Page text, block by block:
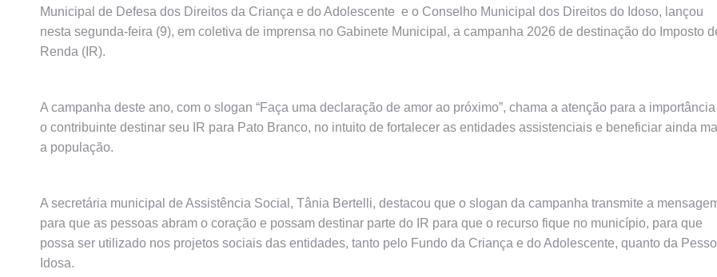
Municipal de Defesa dos Direitos da Criança e do Adolescente e o Conselho Municipal dos Direitos do Idoso, lançou
nesta segunda-feira (9), em coletiva de imprensa no Gabinete Municipal, a campanha 2026 de destinação do Imposto
Renda (IR).
A campanha deste ano, com o slogan “Faça uma declaração de amor ao próximo”, chama a atenção para a
o contribuinte destinar seu IR para Pato Branco, no intuito de fortalecer as entidades assistenciais e beneficiar ainda
a população.
A secretária municipal de Assistência Social, Tânia Bertelli, destacou que o slogan da campanha transmite a
para que as pessoas abram o coração e possam destinar parte do IR para que o recurso fique no município, para que
possa ser utilizado nos projetos sociais das entidades, tanto pelo Fundo da Criança e do Adolescente, quanto da
Idosa.